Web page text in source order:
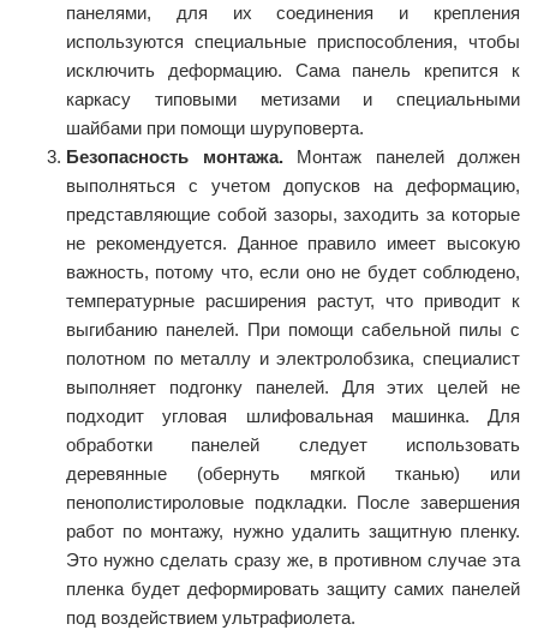
панелями, для их соединения и крепления
используются специальные приспособления, чтобы
исключить деформацию. Сама панель крепится к
каркасу типовыми метизами и специальными
шайбами при помощи шуруповерта.
Безопасность монтажа.Монтаж панелей должен
выполняться с учетом допусков на деформацию,
представляющие собой зазоры, заходить за которые
не рекомендуется. Данное правило имеет высокую
важность, потому что, если оно не будет соблюдено,
температурные расширения растут, что приводит к
выгибанию панелей. При помощи сабельной пилы с
полотном по металлу и электролобзика, специалист
выполняет подгонку панелей. Для этих целей не
подходит угловая шлифовальная машинка. Для
обработки панелей следует использовать
деревянные (обернуть мягкой тканью) или
пенополистироловые подкладки. После завершения
работ по монтажу, нужно удалить защитную пленку.
Это нужно сделать сразу же, в противном случае эта
пленка будет деформировать защиту самих панелей
под воздействием ультрафиолета.